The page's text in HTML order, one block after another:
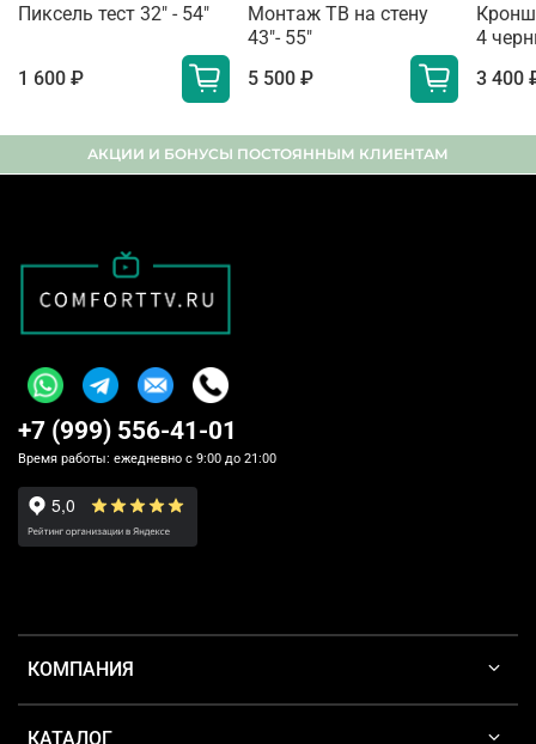
Пиксель тест 32" - 54"
1 600 ₽
Монтаж ТВ на стену
43"- 55"
5 500 ₽
4
3 400
АКЦИИ И БОНУСЫ ПОСТОЯННЫМ КЛИЕНТАМ
КОМПАНИЯ
КАТАЛОГ
+7 (999) 556-41-01
Время работы: ежедневно с 9:00 до 21:00